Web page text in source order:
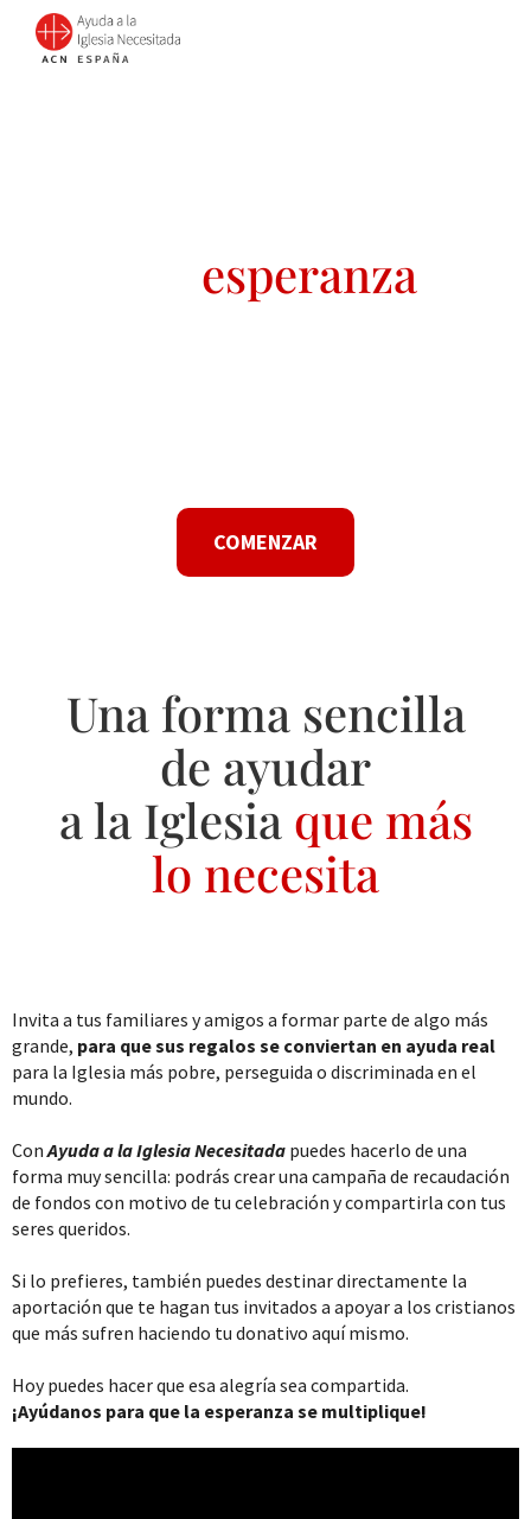
esperanza
COMENZAR
Una forma sencilla
de ayudar
a la Iglesia que más
lo necesita
Invita a tus familiares y amigos a formar parte de algo más
grande, para que sus regalos se conviertan en ayuda real
para la Iglesia más pobre, perseguida o discriminada en el
mundo.
ConAyuda a la Iglesia Necesitada puedes hacerlo de una
forma muy sencilla: podrás crear una campaña de recaudación
de fondos con motivo de tu celebración y compartirla con tus
seres queridos.
Si lo prefieres, también puedes destinar directamente la
aportación que te hagan tus invitados a apoyar a los cristianos
que más sufren haciendo tu donativo aquí mismo.
Hoy puedes hacer que esa alegría sea compartida.
¡Ayúdanos para que la esperanza se multiplique!